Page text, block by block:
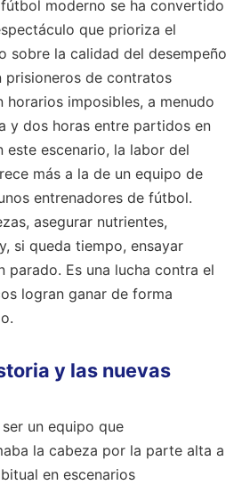
moderno se ha convertido
que prioriza el
sobre la calidad del desempeño
prisioneros de contratos
imposibles, a menudo
y dos horas entre partidos en
este escenario, la labor del
más a la de un equipo de
entrenadores de fútbol.
asegurar nutrientes,
si queda tiempo, ensayar
parado. Es una lucha contra el
logran ganar de forma
y las nuevas
un equipo que
la cabeza por la parte alta a
en escenarios